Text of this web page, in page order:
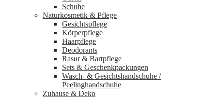
Schuhe
Naturkosmetik & Pflege
Gesichtspflege
Körperpflege
Haarpflege
Deodorants
Rasur & Bartpflege
Sets & Geschenkpackungen
Wasch‑ & Gesichtshandschuhe /
Peelinghandschuhe
Zuhause & Deko